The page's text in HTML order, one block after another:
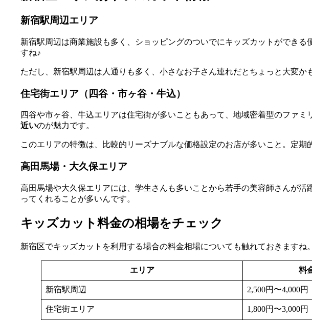
新宿駅周辺エリア
新宿駅周辺は商業施設も多く、ショッピングのついでにキッズカットができ
すね♪
ただし、新宿駅周辺は人通りも多く、小さなお子さん連れだとちょっと大変
住宅街エリア（四谷・市ヶ谷・牛込）
四谷や市ヶ谷、牛込エリアは住宅街が多いこともあって、地域密着型のファ
近いのが魅力です。
このエリアの特徴は、比較的リーズナブルな価格設定のお店が多いこと。定
高田馬場・大久保エリア
高田馬場や大久保エリアには、学生さんも多いことから若手の美容師さんが
ってくれることが多いんです。
キッズカット料金の相場をチェック
新宿区でキッズカットを利用する場合の料金相場についても触れておきますね。
エリア 料
新宿駅周辺 2,500円〜4,000円
住宅街エリア 1,800円〜3,000円